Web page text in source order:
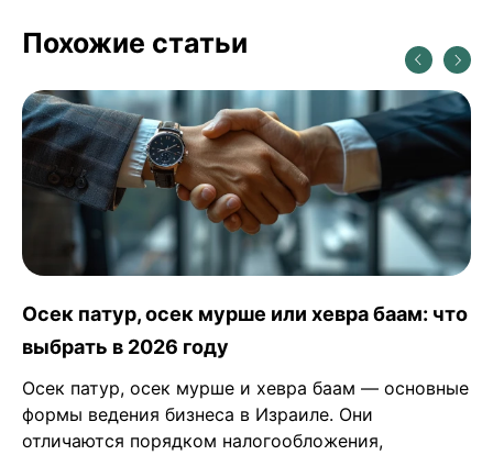
Похожие статьи
Программа МАСА в Израиле: для кого,
условия и как поехать
Программа МАСА в Израиле — не просто
образование, стажировка или волонтерство, а
возможность прожить несколько месяцев в